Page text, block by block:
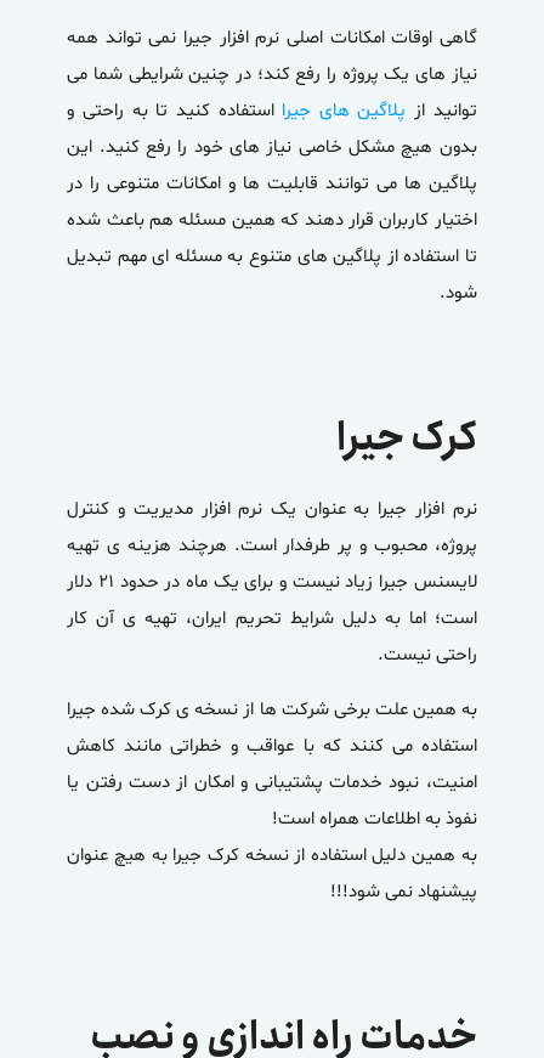
گاهی اوقات امکانات اصلی نرم افزار جیرا نمی تواند همه
نیاز های یک پروژه را رفع کند؛ در چنین شرایطی شما می
توانید از پلاگین های جیرا استفاده کنید تا به راحتی و
بدون هیچ مشکل خاصی نیاز های خود را رفع کنید. این
پلاگین ها می توانند قابلیت ها و امکانات متنوعی را در
اختیار کاربران قرار دهند که همین مسئله هم باعث شده
تا استفاده از پلاگین های متنوع به مسئله ای مهم تبدیل
شود.
کرک جیرا
نرم افزار جیرا به عنوان یک نرم افزار مدیریت و کنترل
پروژه، محبوب و پر طرفدار است. هرچند هزینه ی تهیه
لایسنس جیرا زیاد نیست و برای یک ماه در حدود ۲۱ دلار
است؛ اما به دلیل شرایط تحریم ایران، تهیه ی آن کار
راحتی نیست.
به همین علت برخی شرکت ها از نسخه ی کرک شده جیرا
استفاده می کنند که با عواقب و خطراتی مانند کاهش
امنیت، نبود خدمات پشتیبانی و امکان از دست رفتن یا
نفوذ به اطلاعات همراه است!
به همین دلیل استفاده از نسخه کرک جیرا به هیچ عنوان
پیشنهاد نمی شود!!!
خدمات راه اندازی و نصب